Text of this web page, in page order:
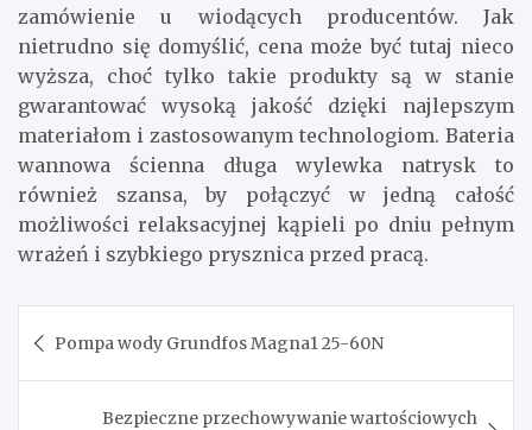
zamówienie u wiodących producentów. Jak
nietrudno się domyślić, cena może być tutaj nieco
wyższa, choć tylko takie produkty są w stanie
gwarantować wysoką jakość dzięki najlepszym
materiałom i zastosowanym technologiom. Bateria
wannowa ścienna długa wylewka natrysk to
również szansa, by połączyć w jedną całość
możliwości relaksacyjnej kąpieli po dniu pełnym
wrażeń i szybkiego prysznica przed pracą.
wpisu
Pompa wody Grundfos Magna1 25-60N
Bezpieczne przechowywanie wartościowych